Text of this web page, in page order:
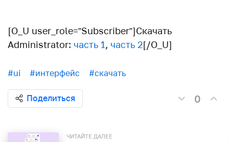
[O_U user_role=”Subscriber”]Скачать
Administrator: часть 1, часть 2[/O_U]
#ui #интерфейс #скачать
Поделиться 0
ЧИТАЙТЕ ДАЛЕЕ